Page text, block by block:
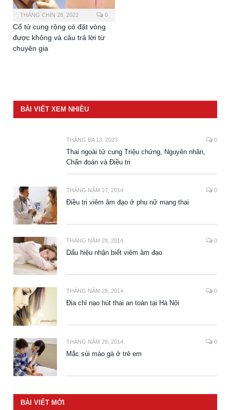
THÁNG CHÍN 28, 2022 0
Cổ tử cung rộng có đặt vòng
được không và câu trả lời từ
chuyên gia
BÀI VIẾT XEM NHIỀU
THÁNG BA 13, 2023 0
Thai ngoài tử cung Triệu chứng, Nguyên nhân,
Chẩn đoán và Điều trị
THÁNG NĂM 27, 2014 0
Điều trị viêm âm đạo ở phụ nữ mang thai
THÁNG NĂM 28, 2014 0
Dấu hiệu nhận biết viêm âm đạo
THÁNG NĂM 28, 2014 0
Địa chỉ nạo hút thai an toàn tại Hà Nội
THÁNG NĂM 29, 2014 0
Mắc sùi mào gà ở trẻ em
BÀI VIẾT MỚI